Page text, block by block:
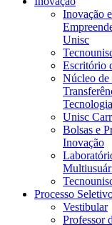
Inovação e
Unisc
Escritório
Núcleo de
Unisc
Bolsas e
Inovação
Processo
Vestibular
Professor